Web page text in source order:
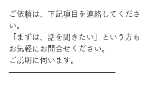
ご依頼は、下記項目を連絡してくださ
い。
「まずは、話を聞きたい」という方も
お気軽にお問合せください。
ご説明に伺います。
────────────────────